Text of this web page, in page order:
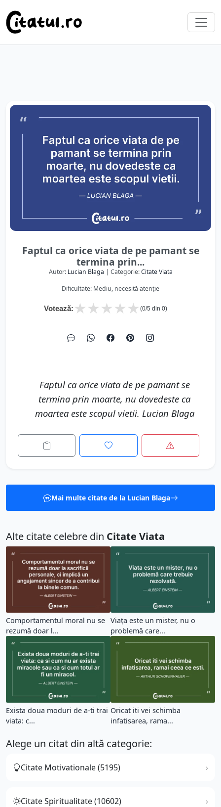
Faptul ca orice viata de pe pamant se
termina prin...
Autor: Lucian Blaga | Categorie:Citate Viata
Dificultate: Mediu, necesită atenție
Votează: ★
★
★
★
★ (0/5 din 0)
Faptul ca orice viata de pe pamant se
termina prin moarte, nu dovedeste ca
moartea este scopul vietii. Lucian Blaga
Mai multe citate de la Lucian Blaga
Alte citate celebre din Citate Viata
Comportamentul moral nu se
rezumă doar l...
Viața este un mister, nu o
problemă care...
Exista doua moduri de a-ti trai
viata: c...
Oricat iti vei schimba
infatisarea, rama...
Alege un citat din altă categorie:
Citate Motivationale (5195)
Citate Spiritualitate (10602)